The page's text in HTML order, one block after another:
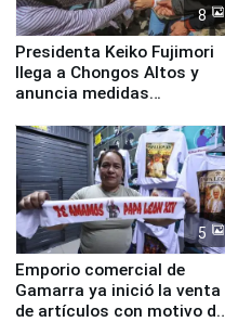
8
Presidenta Keiko Fujimori
llega a Chongos Altos y
anuncia medidas
educación, salud y empleo
5
Emporio comercial de
Gamarra ya inició la venta
de artículos con motivo de